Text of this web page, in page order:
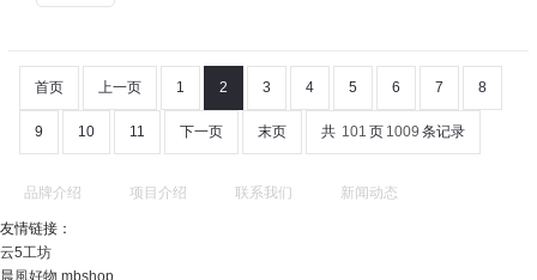
首页 上一页 1 2 3 4 5 6 7 8
9 10 11 下一页 末页 共 101 页 1009 条记录
品牌介绍 项目介绍 联系我们 新闻动态
友情链接：
云5工坊
晨風好物 mbshop